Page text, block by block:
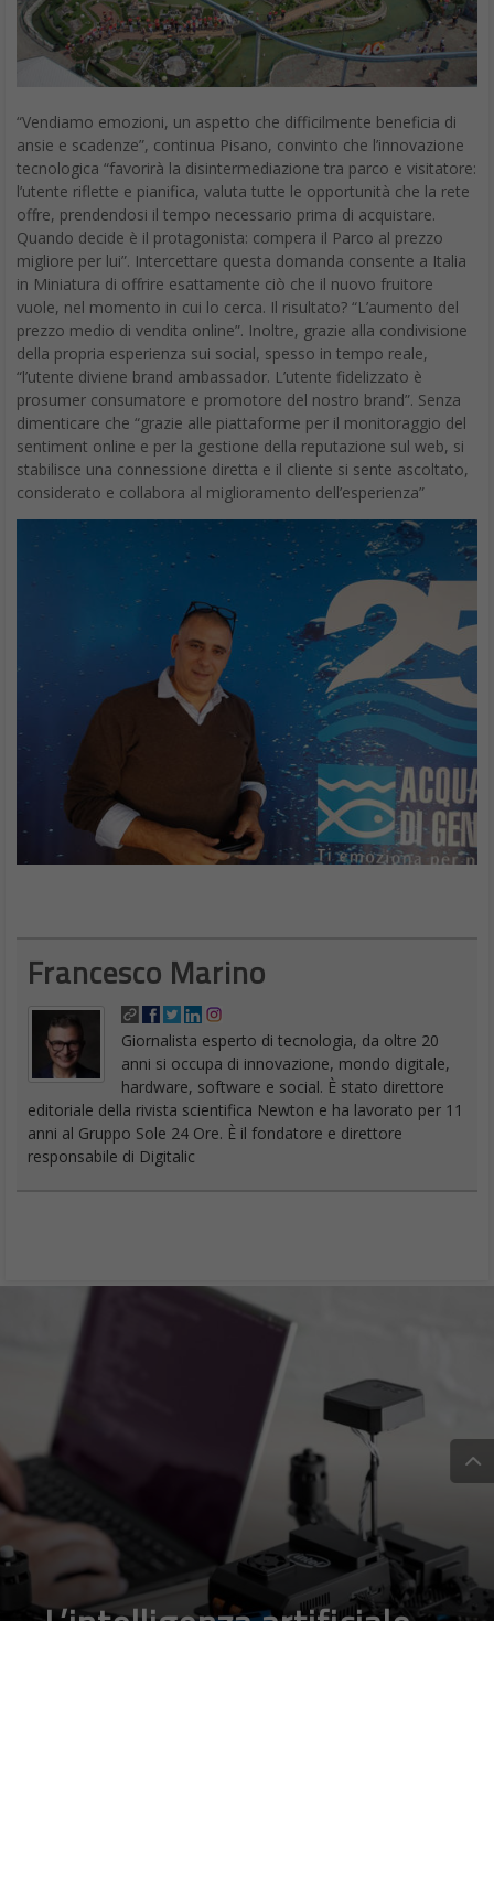
Apple è in grado di far impallidire la legge di Moore, mentre Intel
ha per lo più rinunciato. Questo tipo di aumento delle
prestazioni della CPU su base annua è inaudito nel settore.
iPad Pro si è avvicinato alle prestazioni dell’iMac 5K del 2017,
che ha registrato un punteggio di 19.327.
In un altro confronto, il punteggio di Geekbench 4 per l’iPad Pro
a 42.270 è risultato solo un po’ indietro rispetto al MacBook Pro
da 15 pollici.
Recensione iPad Pro, i test di codifica video
“Il nuovo iPad Pro ha stabilito un nuovo record nel benchmark,
che è stato precedentemente raggiunto dall’iPhone XS Max
quando ha segnato i 363.000 punti nei nostri test, quindi Apple è
attualmente molto avanti rispetto al resto del mercato in termini
di prestazioni del processore per telefono e tablet”.
Non soddisfatti, hanno fatto anche untest di codifica video,
utilizzando un pezzo di un minuto girato in 4K. Ci sono voluti per
È chiaro che Apple è al vertice e risulta il top del settore quando
si tratta di processori mobile. Il dato sull’iPad Pro dimostra
quindi che dispone di unatale quantità di potenza che la
persona media non utilizzerà mai a pieno.
Francesco Marino
Giornalista esperto di tecnologia, da oltre 20
anni si occupa di innovazione, mondo digitale,
hardware, software e social. È stato direttore
editoriale della rivista scientifica Newton e ha lavorato per 11
anni al Gruppo Sole 24 Ore. È il fondatore e direttore
Cookies Policy
Disclaimer
// digitalic © 2020 - Tutti i diritti
riservati - MMEDIA
Partita IVA 03339380135 - Reg. Trib. Milano
n. 409 del 21/7/2011 - ROC n. 21424 del
3/8/2011